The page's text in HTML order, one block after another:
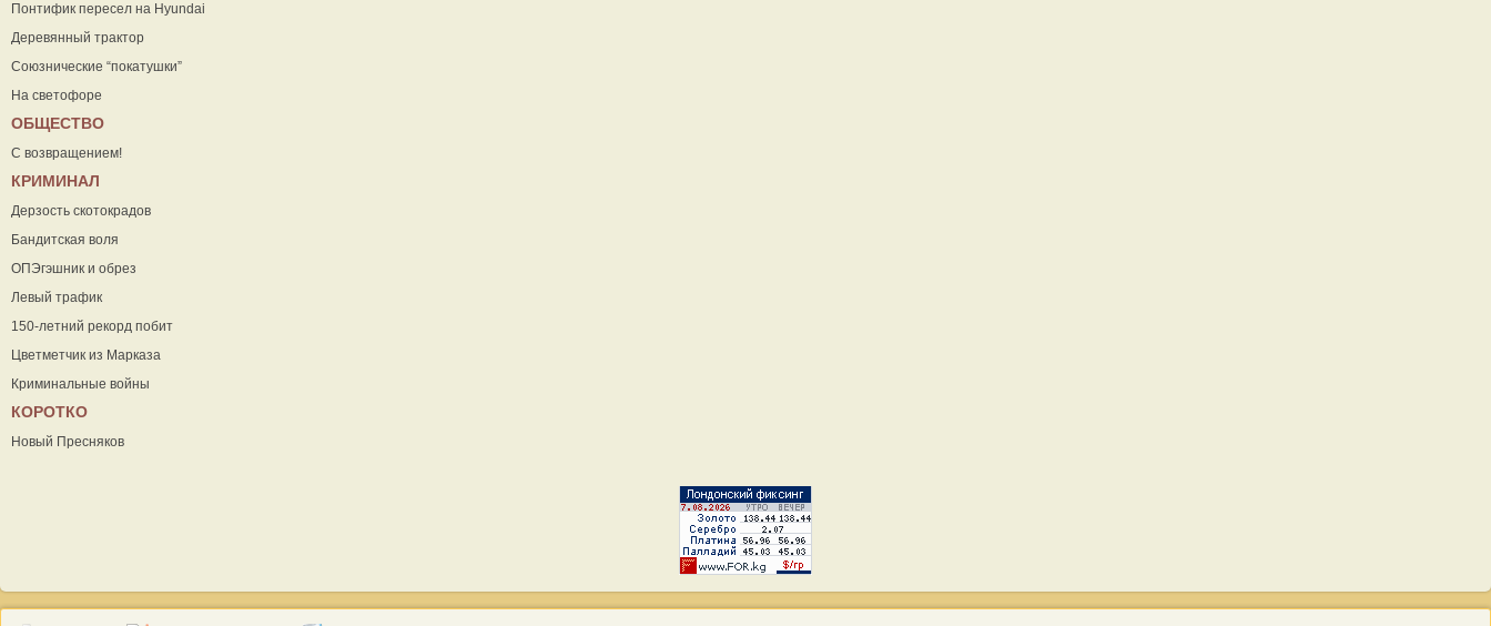
Понтифик пересел на Hyundai
Деревянный трактор
Союзнические “покатушки”
На светофоре
ОБЩЕСТВО
С возвращением!
КРИМИНАЛ
Дерзость скотокрадов
Бандитская воля
ОПЭгэшник и обрез
Левый трафик
150-летний рекорд побит
Цветметчик из Марказа
Криминальные войны
КОРОТКО
Новый Пресняков